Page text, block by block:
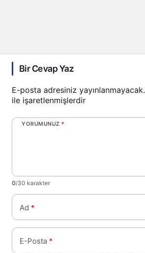
Bir Cevap Yaz
E-posta adresiniz yayınlanmayacak.
ile işaretlenmişlerdir
YORUMUNUZ *
0/30 karakter
Ad *
E-Posta *